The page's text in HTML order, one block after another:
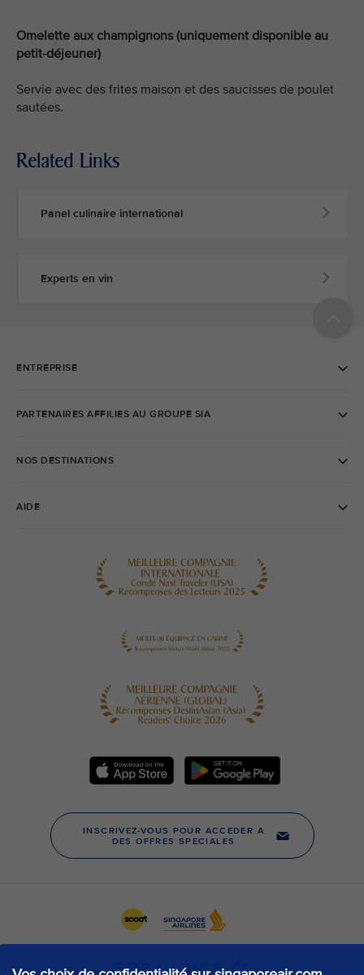
Omelette aux champignons (uniquement disponible au
petit-déjeuner)
Servie avec des frites maison et des saucisses de poulet
sautées.
Related Links
Panel culinaire international
Experts en vin